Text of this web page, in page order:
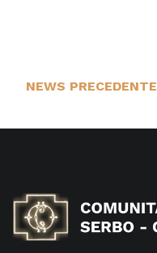
NEWS PRECEDENTE